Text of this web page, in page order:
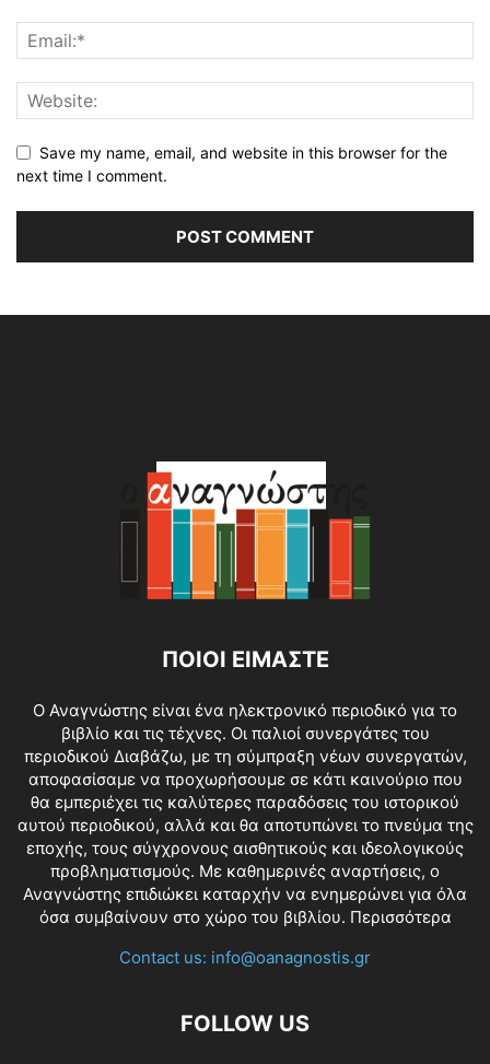
Save my name, email, and website in this browser for the
next time I comment.
ΠΟΙΟΙ ΕΙΜΑΣΤΕ
O Αναγνώστης είναι ένα ηλεκτρονικό περιοδικό για το
βιβλίο και τις τέχνες. Οι παλιοί συνεργάτες του
περιοδικού Διαβάζω, με τη σύμπραξη νέων συνεργατών,
αποφασίσαμε να προχωρήσουμε σε κάτι καινούριο που
θα εμπεριέχει τις καλύτερες παραδόσεις του ιστορικού
αυτού περιοδικού, αλλά και θα αποτυπώνει το πνεύμα της
εποχής, τους σύγχρονους αισθητικούς και ιδεολογικούς
προβληματισμούς. Με καθημερινές αναρτήσεις, ο
Αναγνώστης επιδιώκει καταρχήν να ενημερώνει για όλα
όσα συμβαίνουν στο χώρο του βιβλίου. Περισσότερα
Contact us: info@oanagnostis.gr
FOLLOW US